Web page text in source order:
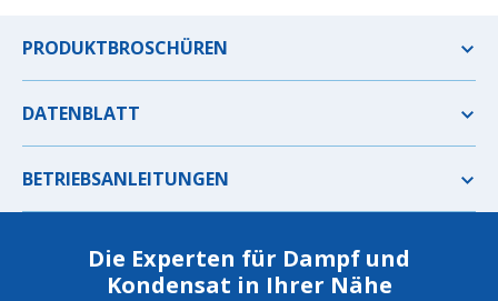
PRODUKTBROSCHÜREN
DATENBLATT
BETRIEBSANLEITUNGEN
Die Experten für Dampf und
Kondensat in Ihrer Nähe